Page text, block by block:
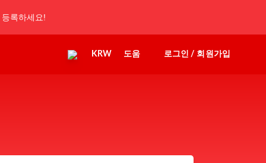
록하세요!
KRW 도움 로그인 / 회원가입